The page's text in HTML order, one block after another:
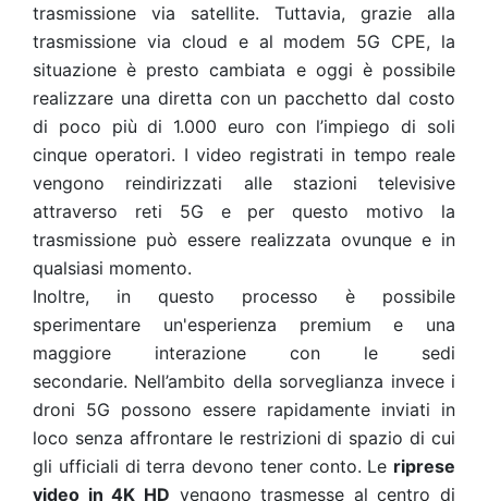
trasmissione via satellite. Tuttavia, grazie alla
trasmissione via cloud e al modem 5G CPE, la
situazione è presto cambiata e oggi è possibile
realizzare una diretta con un pacchetto dal costo
di poco più di 1.000 euro con l’impiego di soli
cinque operatori. I video registrati in tempo reale
vengono reindirizzati alle stazioni televisive
attraverso reti 5G e per questo motivo la
trasmissione può essere realizzata ovunque e in
qualsiasi momento.
Inoltre, in questo processo è possibile
sperimentare un'esperienza premium e una
maggiore interazione con le sedi
secondarie. Nell’ambito della sorveglianza invece i
droni 5G possono essere rapidamente inviati in
loco senza affrontare le restrizioni di spazio di cui
gli ufficiali di terra devono tener conto. Le riprese
video in 4K HD vengono trasmesse al centro di